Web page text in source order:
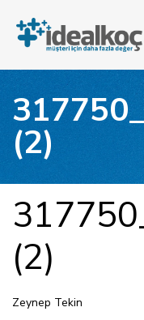
atla
gezinme
bölümüne
geç
atla
(2)
(2)
Zeynep Tekin